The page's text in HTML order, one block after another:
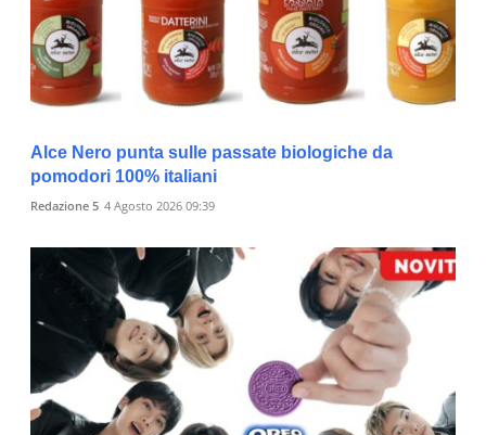
Alce Nero punta sulle passate biologiche da
pomodori 100% italiani
Redazione 5 4 Agosto 2026 09:39